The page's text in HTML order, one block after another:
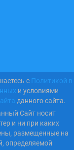
с Политикой в
и условиями
данного сайта.
Сайт носит
и ни при каких
размещенные на
определяемой